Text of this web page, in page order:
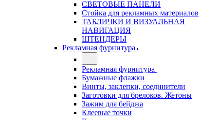
СВЕТОВЫЕ ПАНЕЛИ
Стойка для рекламных материалов
ТАБЛИЧКИ И ВИЗУАЛЬНАЯ
НАВИГАЦИЯ
ШТЕНДЕРЫ
Рекламная фурнитура
Рекламная фурнитура
Бумажные флажки
Винты, заклепки, соединители
Заготовки для брелоков. Жетоны
Зажим для бейджа
Клеевые точки